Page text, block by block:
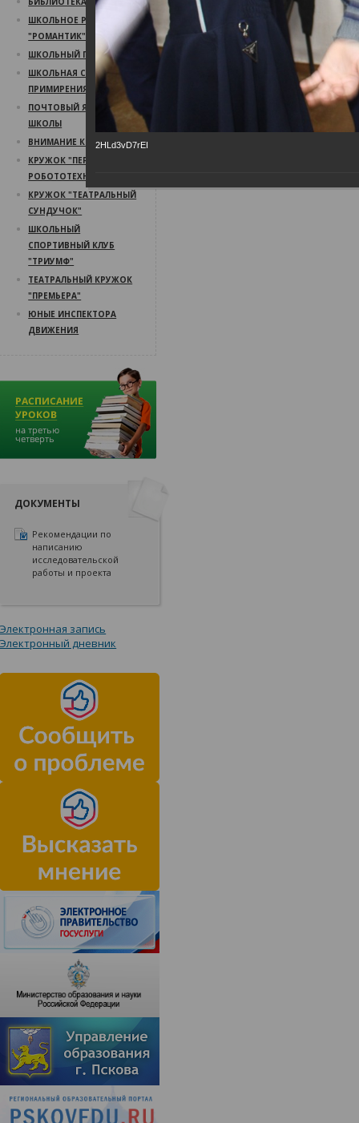
ШКОЛЬНОЕ РАДИО
"РОМАНТИК"
ШКОЛЬНЫЙ ПСИХОЛОГ
ШКОЛЬНАЯ СЛУЖБА
ПРИМИРЕНИЯ
ПОЧТОВЫЙ ЯЩИК
ШКОЛЫ
ВНИМАНИЕ КОНКУРС!
КРУЖОК "ПЕРВЫЙ ШАГ В
РОБОТОТЕХНИКУ"
КРУЖОК "ТЕАТРАЛЬНЫЙ
СУНДУЧОК"
ШКОЛЬНЫЙ
СПОРТИВНЫЙ КЛУБ
"ТРИУМФ"
ТЕАТРАЛЬНЫЙ КРУЖОК
"ПРЕМЬЕРА"
ЮНЫЕ ИНСПЕКТОРА
ДВИЖЕНИЯ
ДОКУМЕНТЫ
Рекомендации по
написанию
исследовательской
работы и проекта
Электронная запись
Электронный дневник
2HLd3vD7rEI